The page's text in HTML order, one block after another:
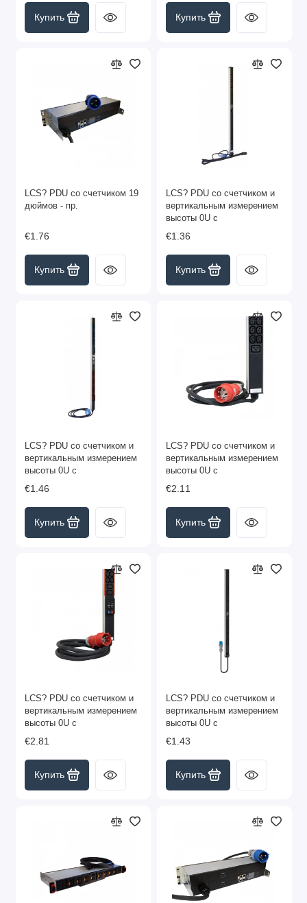
Купить Купить
LCS? PDU со счетчиком 19
дюймов - пр.
€1.76
Купить
LCS? PDU со счетчиком и
вертикальным измерением
высоты 0U с
€1.36
Купить
LCS? PDU со счетчиком и
вертикальным измерением
высоты 0U с
€1.46
Купить
LCS? PDU со счетчиком и
вертикальным измерением
высоты 0U с
€2.11
Купить
LCS? PDU со счетчиком и
вертикальным измерением
высоты 0U с
€2.81
Купить
LCS? PDU со счетчиком и
вертикальным измерением
высоты 0U с
€1.43
Купить